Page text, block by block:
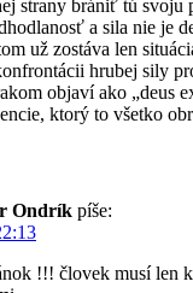
strany brániť tú svoju
a sila nie je
už zostáva len
hrubej sily
objaví ako „deus
ktorý to všetko
Ondrík píše:
!!! človek musí len